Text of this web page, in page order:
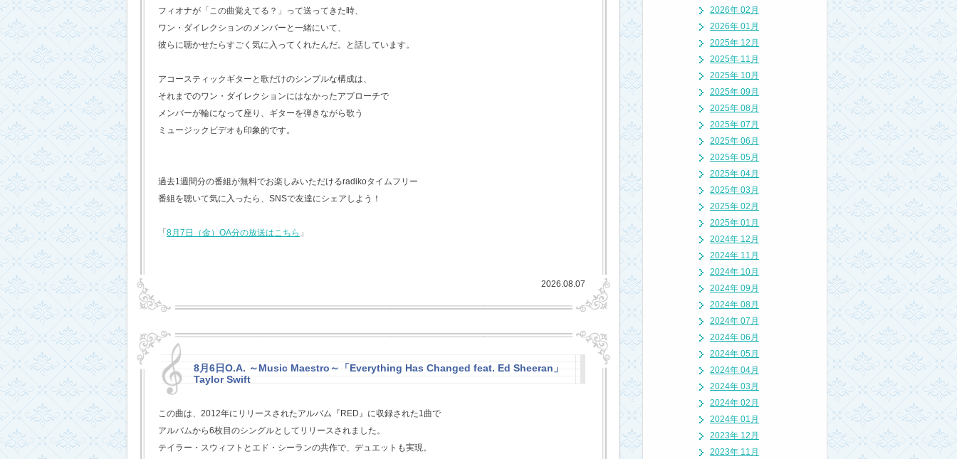
フィオナが「この曲覚えてる？」って送ってきた時、
ワン・ダイレクションのメンバーと一緒にいて、
彼らに聴かせたらすごく気に入ってくれたんだ。と話しています。
アコースティックギターと歌だけのシンプルな構成は、
それまでのワン・ダイレクションにはなかったアプローチで
メンバーが輪になって座り、ギターを弾きながら歌う
ミュージックビデオも印象的です。
過去1週間分の番組が無料でお楽しみいただけるradikoタイムフリー
番組を聴いて気に入ったら、SNSで友達にシェアしよう！
「 8月7日（金）OA分の放送はこちら 」
2026.08.07
8月6日O.A. ～Music Maestro～「Everything Has Changed feat. Ed Sheeran」
Taylor Swift
この曲は、2012年にリリースされたアルバム『RED』に収録された1曲で
アルバムから6枚目のシングルとしてリリースされました。
テイラー・スウィフトとエド・シーランの共作で、デュエットも実現。
2026年 02月
2026年 01月
2025年 12月
2025年 11月
2025年 10月
2025年 09月
2025年 08月
2025年 07月
2025年 06月
2025年 05月
2025年 04月
2025年 03月
2025年 02月
2025年 01月
2024年 12月
2024年 11月
2024年 10月
2024年 09月
2024年 08月
2024年 07月
2024年 06月
2024年 05月
2024年 04月
2024年 03月
2024年 02月
2024年 01月
2023年 12月
2023年 11月